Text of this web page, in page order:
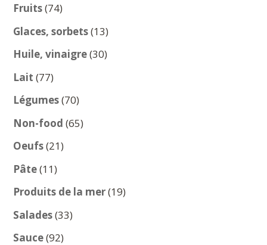
Fruits 7474
produits
Glaces, sorbets 1313
produits
Huile, vinaigre 3030
Lait 7777
produits
Légumes 7070
produits
Non-food 6565
Oeufs 2121
Pâte 1111
produits
Produits de la mer 1919
Salades 3333
Sauce 9292